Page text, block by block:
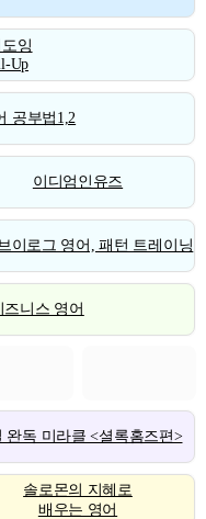
잉
Up
공부법1,2
이디엄인유즈
이로그 영어, 패턴 트레이닝
즈니스 영어
완독 미라클 <셜록홈즈편>
솔로몬의 지혜로
배우는 영어